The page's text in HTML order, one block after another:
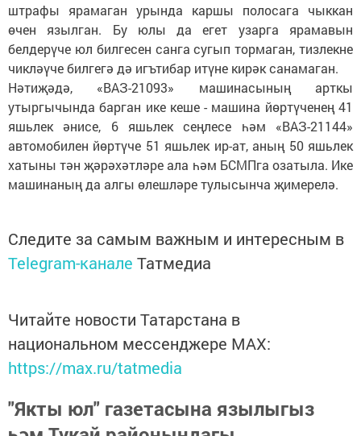
штрафы ярамаган урында каршы полосага чыккан
өчен язылган. Бу юлы да егет узарга ярамавын
белдерүче юл билгесен санга сугып тормаган, тизлекне
чикләүче билгегә дә игътибар итүне кирәк санамаган.
Нәтиҗәдә, «ВАЗ-21093» машинасының арткы
утыргычында барган ике кеше - машина йөртүченең 41
яшьлек әнисе, 6 яшьлек сеңлесе һәм «ВАЗ-21144»
автомобилен йөртүче 51 яшьлек ир-ат, аның 50 яшьлек
хатыны тән җәрәхәтләре ала һәм БСМПга озатыла. Ике
машинаның да алгы өлешләре тулысынча җимерелә.
Следите за самым важным и интересным в
Telegram-канале Татмедиа
Читайте новости Татарстана в
национальном мессенджере MАХ:
https://max.ru/tatmedia
"Якты юл" газетасына язылыгыз